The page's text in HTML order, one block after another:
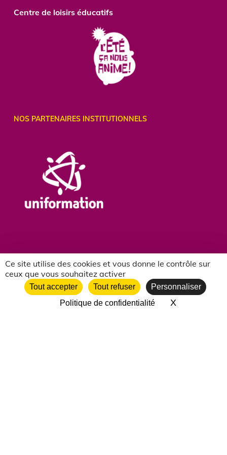
Ce site utilise des cookies et vous donne le contrôle sur
ceux que vous souhaitez activer
Tout accepter Tout refuser
Personnaliser
Politique de confidentialité
XMasquer le
Centre de loisirs éducatifs
NOS PARTENAIRES INSTITUTIONNELS
NOS PARTENAIRES ASSOCIATIFS